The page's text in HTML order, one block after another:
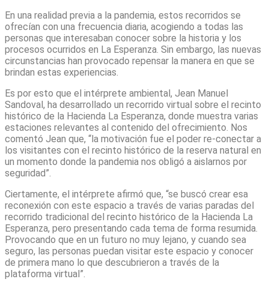
En una realidad previa a la pandemia, estos recorridos se
ofrecían con una frecuencia diaria, acogiendo a todas las
personas que interesaban conocer sobre la historia y los
procesos ocurridos en La Esperanza. Sin embargo, las nuevas
circunstancias han provocado repensar la manera en que se
brindan estas experiencias.
Es por esto que el intérprete ambiental, Jean Manuel
Sandoval, ha desarrollado un recorrido virtual sobre el recinto
histórico de la Hacienda La Esperanza, donde muestra varias
estaciones relevantes al contenido del ofrecimiento. Nos
comentó Jean que, “la motivación fue el poder re-conectar a
los visitantes con el recinto histórico de la reserva natural en
un momento donde la pandemia nos obligó a aislarnos por
seguridad”.
Ciertamente, el intérprete afirmó que, “se buscó crear esa
reconexión con este espacio a través de varias paradas del
recorrido tradicional del recinto histórico de la Hacienda La
Esperanza, pero presentando cada tema de forma resumida.
Provocando que en un futuro no muy lejano, y cuando sea
seguro, las personas puedan visitar este espacio y conocer
de primera mano lo que descubrieron a través de la
plataforma virtual”.